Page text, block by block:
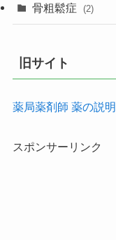
骨粗鬆症 (2)
旧サイト
薬局薬剤師 薬の説明
スポンサーリンク